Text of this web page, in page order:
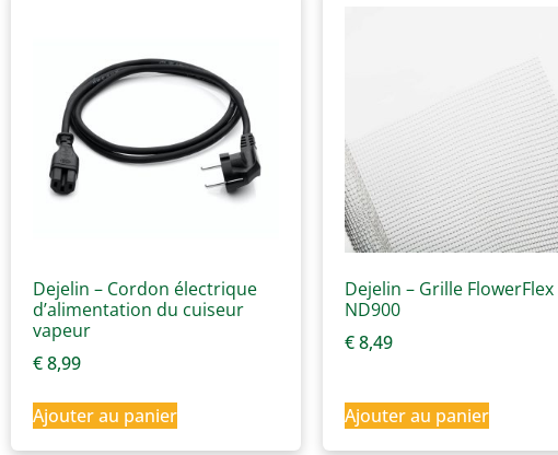
Dejelin – Cordon électrique
d’alimentation du cuiseur
vapeur
€8,99
Ajouter au panier
Dejelin – Grille FlowerFlex
ND900
€8,49
Ajouter au panier